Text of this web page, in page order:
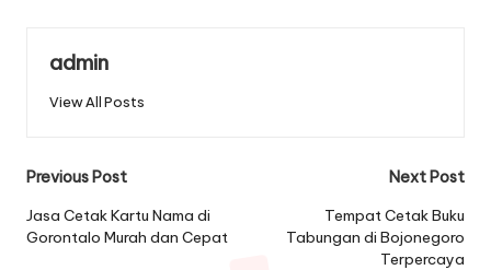
admin
View All Posts
Post
navigation
Previous Post
Jasa Cetak Kartu Nama di
Gorontalo Murah dan Cepat
Next Post
Tempat Cetak Buku
Tabungan di Bojonegoro
Terpercaya